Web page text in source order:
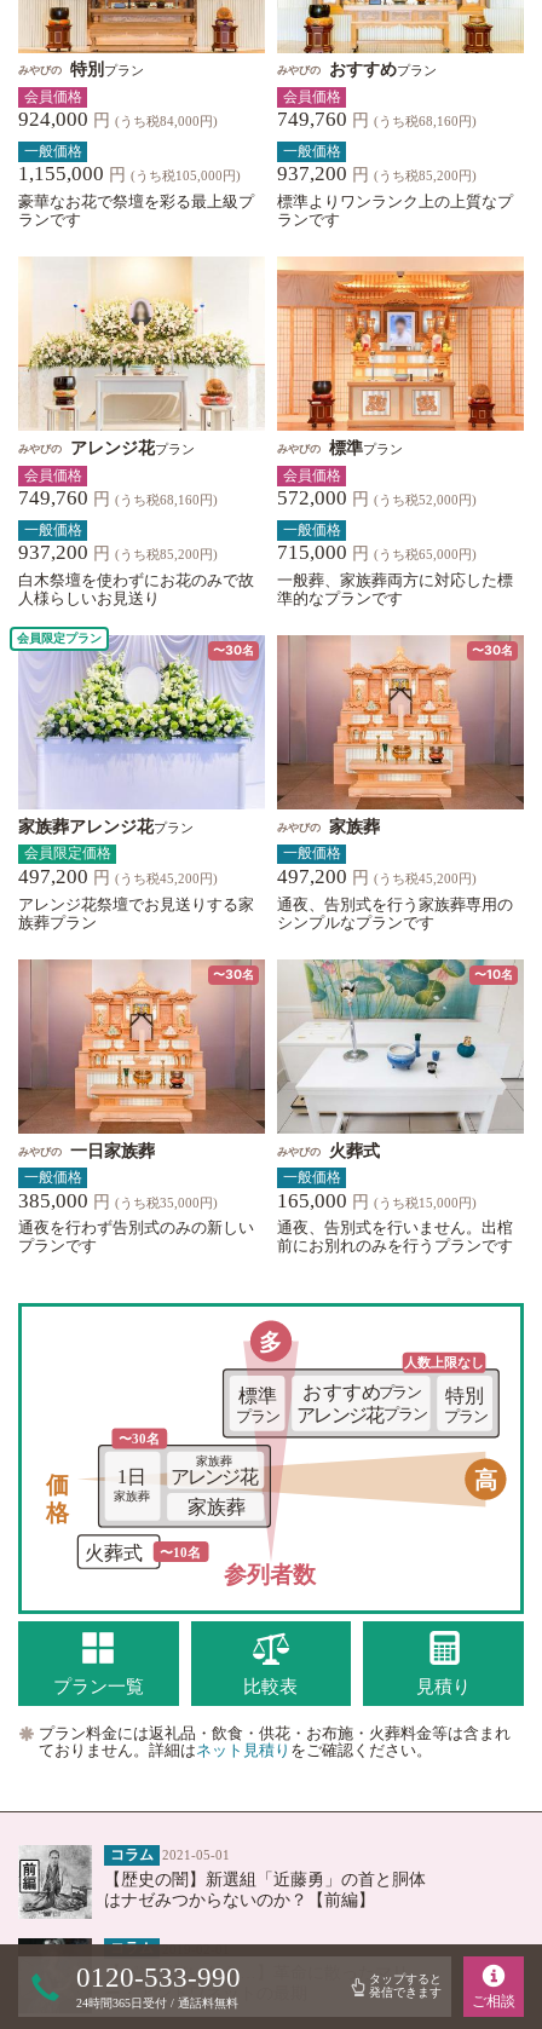
みやびの 特別 プラン
会員価格
924,000 円 (うち税84,000円)
一般価格
1,155,000 円 (うち税105,000円)
豪華なお花で祭壇を彩る最上級プ
ランです
みやびの おすすめプラン
会員価格
749,760 円 (うち税68,160円)
一般価格
937,200 円 (うち税85,200円)
標準よりワンランク上の上質なプ
ランです
みやびの アレンジ花プラン
会員価格
749,760 円 (うち税68,160円)
一般価格
937,200 円 (うち税85,200円)
白木祭壇を使わずにお花のみで故
人様らしいお見送り
みやびの 標準プラン
会員価格
572,000 円 (うち税52,000円)
一般価格
715,000 円 (うち税65,000円)
一般葬、家族葬両方に対応した標
準的なプランです
会員限定プラン
〜30名
家族葬アレンジ花プラン
会員限定価格
497,200 円 (うち税45,200円)
アレンジ花祭壇でお見送りする家
族葬プラン
〜30名
みやびの 家族葬
一般価格
497,200 円 (うち税45,200円)
通夜、告別式を行う家族葬専用の
シンプルなプランです
〜30名
みやびの 一日家族葬
一般価格
385,000 円 (うち税35,000円)
通夜を行わず告別式のみの新しい
プランです
〜10名
みやびの 火葬式
一般価格
165,000 円 (うち税15,000円)
通夜、告別式を行いません。出棺
前にお別れのみを行うプランです
参列者数
価格
特別
プラン
火葬式
高
人数上限なし
1日
家族葬
多
〜30名
〜10名
家族葬
アレンジ花
家族葬
標準
プラン
おすすめプラン
アレンジ花プラン
プラン一覧 比較表 見積り
プラン料金には返礼品・飲食・供花・お布施・火葬料金等は含まれ
ておりません。詳細はネット見積り をご確認ください。
コラム 2021-05-01
【歴史の闇】新選組「近藤勇」の首と胴体
はナゼみつからないのか？【前編】
コラム 2019-02-01
【パンが無いなら…】革命に散ったマリ
ー・アントワネットの最期
0120-533-990
24時間365日受付 / 通話料無料
タップすると
発信できます
ご相談